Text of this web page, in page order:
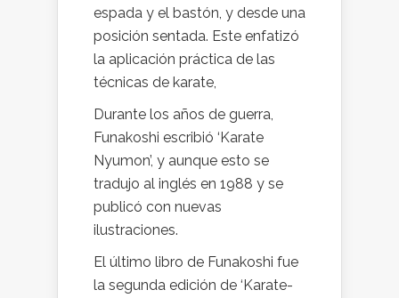
espada y el bastón, y desde una
posición sentada. Este enfatizó
la aplicación práctica de las
técnicas de karate,
Durante los años de guerra,
Funakoshi escribió ‘Karate
Nyumon’, y aunque esto se
tradujo al inglés en 1988 y se
publicó con nuevas
ilustraciones.
El último libro de Funakoshi fue
la segunda edición de ‘Karate-